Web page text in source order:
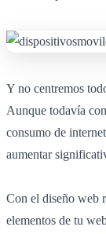
Y no centremos
Aunque todavía
consumo de
aumentar
Con el diseño web
elementos de tu